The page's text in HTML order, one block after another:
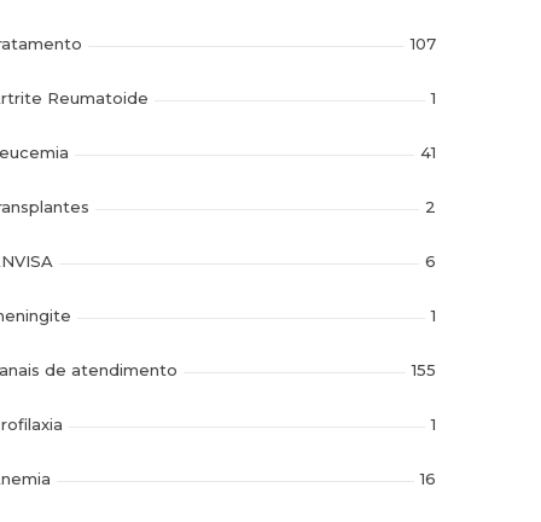
107
Reumatoide 1
41
2
6
1
de atendimento 155
1
16